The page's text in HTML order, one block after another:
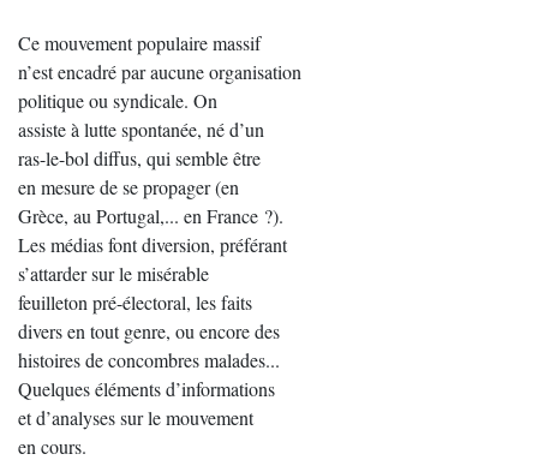
Ce mouvement populaire massif
n’est encadré par aucune organisation
politique ou syndicale. On
assiste à lutte spontanée, né d’un
ras-le-bol diffus, qui semble être
en mesure de se propager (en
Grèce, au Portugal,... en France ?).
Les médias font diversion, préférant
s’attarder sur le misérable
feuilleton pré-électoral, les faits
divers en tout genre, ou encore des
histoires de concombres malades...
Quelques éléments d’informations
et d’analyses sur le mouvement
en cours.